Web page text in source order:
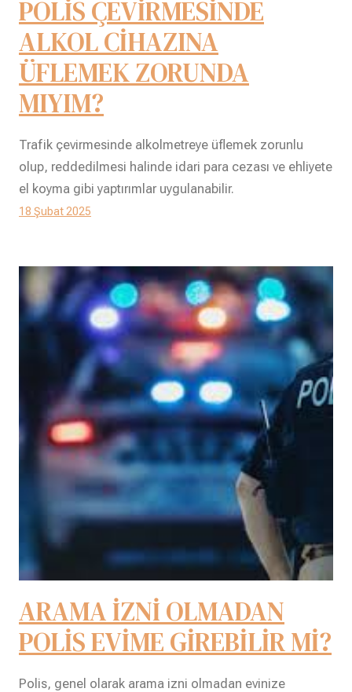
POLİS ÇEVİRMESİNDE
ALKOL CİHAZINA
ÜFLEMEK ZORUNDA
MIYIM?
Trafik çevirmesinde alkolmetreye üflemek zorunlu
olup, reddedilmesi halinde idari para cezası ve ehliyete
el koyma gibi yaptırımlar uygulanabilir.
18 Şubat 2025
ARAMA İZNİ OLMADAN
POLİS EVİME GİREBİLİR Mİ?
Polis, genel olarak arama izni olmadan evinize